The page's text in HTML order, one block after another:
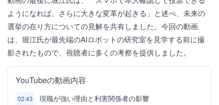
ようになれば、さらに大きな変革が起きる」と述べ、未来の
選挙の在り方についての見解を共有しました。今回の動画
は、堀江氏が最先端のAIロボットの研究室を見学する前に撮
影されたもので、視聴者に多くの考察を提供しました。
YouTubeの動画内容
02:43 現職が強い理由と利害関係者の影響